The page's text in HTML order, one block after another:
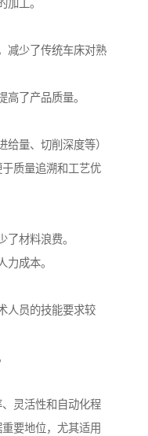
工。
减少了传统车床对熟
了产品质量。
量、切削深度等）
质量追溯和工艺优
材料浪费。
成本。
人员的技能要求较
灵活性和自动化程
要地位，尤其适用